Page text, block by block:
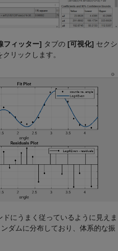
フィッター] タブの [可視化] セクシ
クリックします。
にうまく従っているように見えま
ダムに分布しており、体系的な振